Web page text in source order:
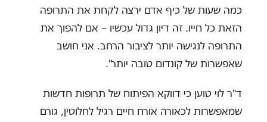
כמה שעות של כיף אדם ירצה לקחת את התרופה
הזאת כל חייו. זה דיון גדול עכשיו – אם להפוך את
התרופה לנגישה יותר לציבור הרחב. אני חושב
שאפשרות של קונדום טובה יותר".
ד"ר לוי טוען כי דווקא הפיתוח של תרופות חדשות
שמאפשרות לכאורה אורח חיים רגיל לחלוטין, גורם